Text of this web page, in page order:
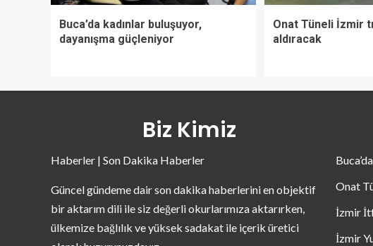
Buca’da kadınlar buluşuyor,
dayanışma güçleniyor
Onat Tüneli İzmir
aldıracak
Biz Kimiz
Haberler | Son Dakika Haberler
Güncel gündeme dair son dakika haberlerini en objektif
bir aktarım dili ile siz değerli okurlarımıza aktarırken,
ülkemize bağlılık ve yüksek sadakat ile içerik üretici
Onat
İzmir
İzmir